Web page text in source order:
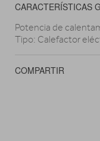
CARACTERÍSTICAS
Potencia de
Tipo: Calefactor
COMPARTIR